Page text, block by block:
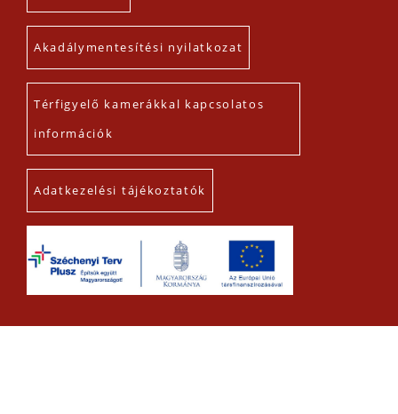
Akadálymentesítési nyilatkozat
Térfigyelő kamerákkal kapcsolatos
információk
Adatkezelési tájékoztatók